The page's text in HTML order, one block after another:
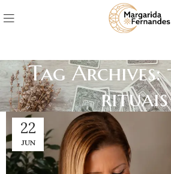
Tag
rituais
22
JUN